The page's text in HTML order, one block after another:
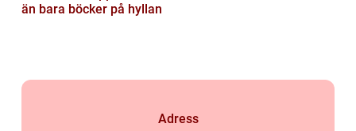
än bara böcker på hyllan
Adress